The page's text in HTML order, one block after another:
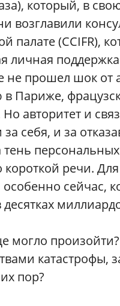
который, в
возглавили
палате (CCIFR),
личная
не прошел шок от
Париже,
авторитет и
за себя, и за
тень
короткой речи.
особенно сейчас,
десятках
могло
катастрофы,
пор?